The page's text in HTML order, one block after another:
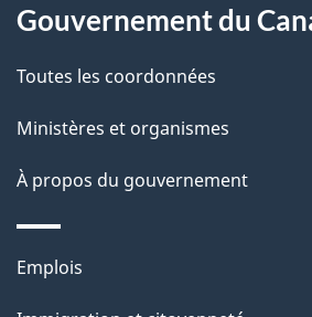
i
l
s
d
e
l
propos
de
ce
site
Gouvernement du
Toutes les coordonnées
Ministères et organismes
À propos du gouvernement
Thèmes
Emplois